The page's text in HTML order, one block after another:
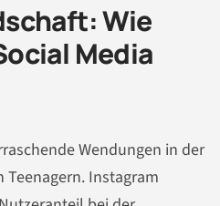
Wie
Media
Wendungen in der
Teenagern. Instagram